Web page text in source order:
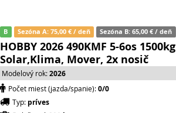
B Sezóna A: 75,00 € / deň Sezóna B: 65,00 € / deň
HOBBY 2026 490KMF 5-6os 1500kg
Solar,Klima, Mover, 2x nosič
Modelový rok:2026
Počet miest (jazda/spanie):0/0
Typ: príves